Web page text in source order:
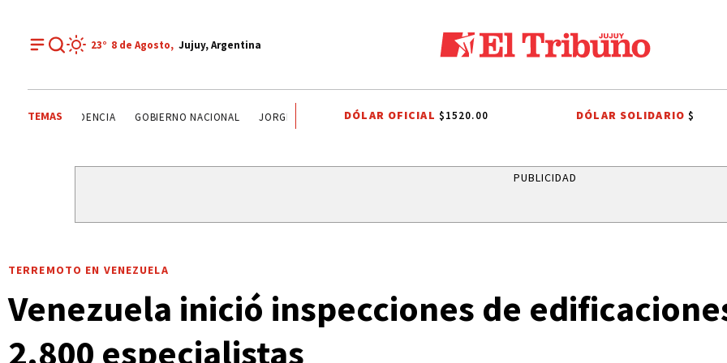
23° 8 de Agosto, Jujuy, Argentina
TEMASSELECCIÓN ARGENTINA JORGE MESSI TENDENCIA GOBIERNO NACIONAL JORGE MESSI TUCUMAN JORGE MESSI
DÓLAR OFICIAL $1520.00 DÓLAR SOLIDARIO$
PUBLICIDAD
TERREMOTO EN VENEZUELA
Venezuela inició inspecciones de
2.800 especialistas